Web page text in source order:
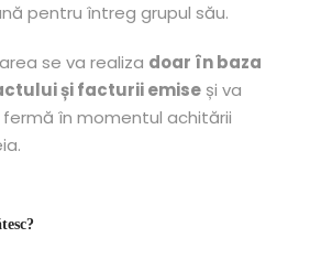
pentru întreg grupul său.
se va realiza doar în baza
și facturii emise și va
în momentul achitării